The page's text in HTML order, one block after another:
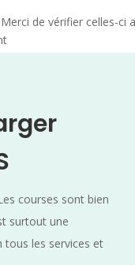
de vérifier celles-ci
courses sont bien
surtout une
tous les services et